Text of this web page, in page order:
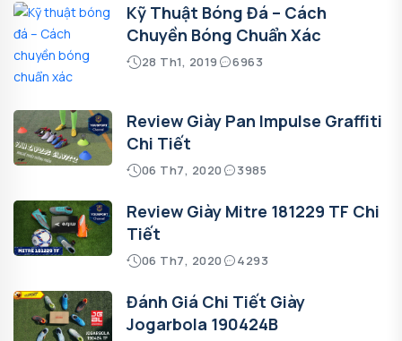
Kỹ Thuật Bóng Đá – Cách
Chuyền Bóng Chuẩn Xác
28 Th1, 2019 6963
Review Giày Pan Impulse Graffiti
Chi Tiết
06 Th7, 2020 3985
Review Giày Mitre 181229 TF Chi
Tiết
06 Th7, 2020 4293
Đánh Giá Chi Tiết Giày
Jogarbola 190424B